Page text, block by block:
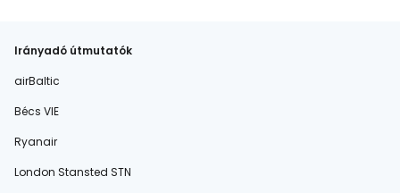
Irányadó útmutatók
airBaltic
Bécs VIE
Ryanair
London Stansted STN